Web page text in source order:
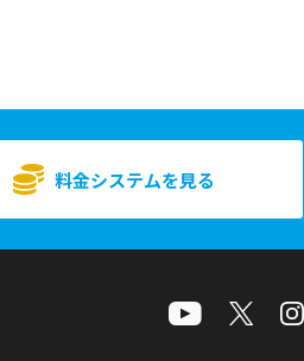
料金システムを見る